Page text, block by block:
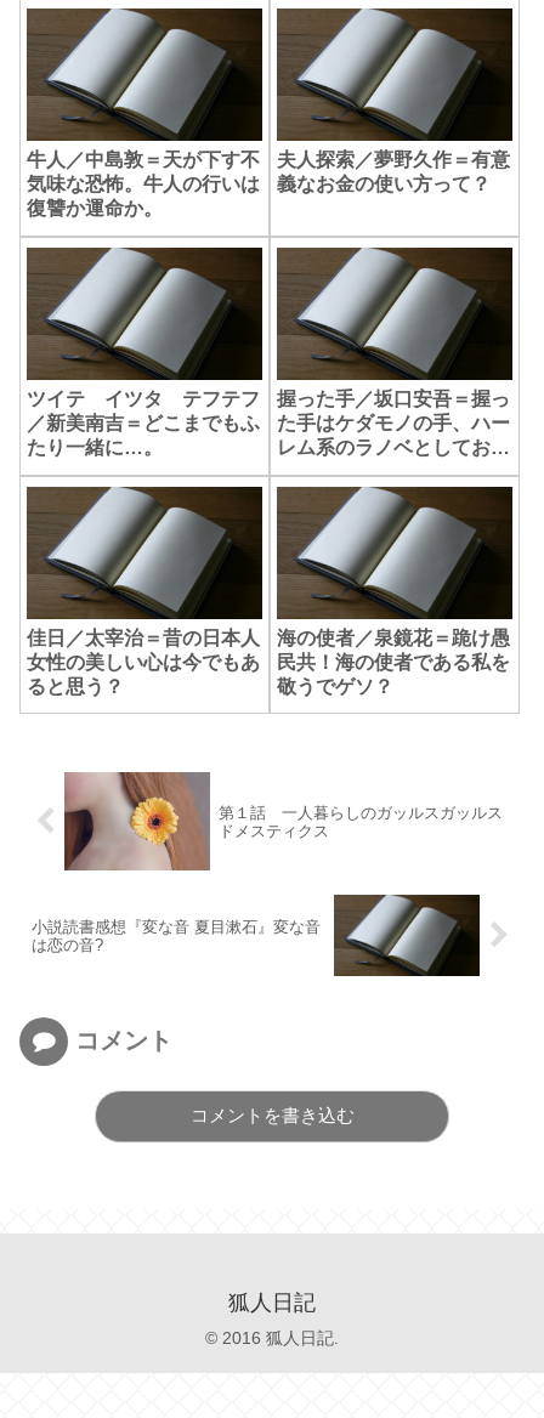
牛人／中島敦＝天が下す不
気味な恐怖。牛人の行いは
復讐か運命か。
夫人探索／夢野久作＝有意
義なお金の使い方って？
ツイテ イツタ テフテフ
／新美南吉＝どこまでもふ
たり一緒に…。
握った手／坂口安吾＝握っ
た手はケダモノの手、ハー
レム系のラノベとしておす
すめ？
佳日／太宰治＝昔の日本人
女性の美しい心は今でもあ
ると思う？
海の使者／泉鏡花＝跪け愚
民共！海の使者である私を
敬うでゲソ？
第１話 一人暮らしのガッルスガッルス
ドメスティクス
小説読書感想『変な音 夏目漱石』変な音
は恋の音?
コメント
コメントを書き込む
狐人日記
© 2016 狐人日記.